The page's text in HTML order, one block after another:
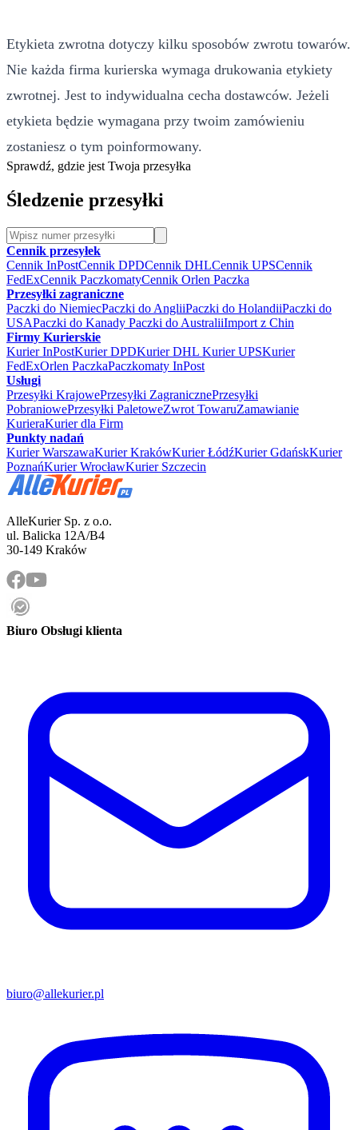
Etykieta zwrotna dotyczy kilku sposobów zwrotu towarów.
Nie każda firma kurierska wymaga drukowania etykiety
zwrotnej. Jest to indywidualna cecha dostawców. Jeżeli
etykieta będzie wymagana przy twoim zamówieniu
zostaniesz o tym poinformowany.
Sprawdź, gdzie jest Twoja przesyłka
Śledzenie przesyłki
Cennik przesyłek
Cennik InPostCennik DPDCennik DHLCennik UPSCennik
FedExCennik PaczkomatyCennik Orlen Paczka
Przesyłki zagraniczne
Paczki do NiemiecPaczki do AngliiPaczki do HolandiiPaczki do
USAPaczki do Kanady Paczki do AustraliiImport z Chin
Firmy Kurierskie
Kurier InPostKurier DPDKurier DHL Kurier UPSKurier
FedExOrlen PaczkaPaczkomaty InPost
Usługi
Przesyłki KrajowePrzesyłki ZagranicznePrzesyłki
PobraniowePrzesyłki PaletoweZwrot TowaruZamawianie
KurieraKurier dla Firm
Punkty nadań
Kurier WarszawaKurier KrakówKurier ŁódźKurier GdańskKurier
PoznańKurier WrocławKurier Szczecin
AlleKurier Sp. z o.o.
ul. Balicka 12A/B4
30-149 Kraków
Biuro Obsługi klienta
biuro@allekurier.pl